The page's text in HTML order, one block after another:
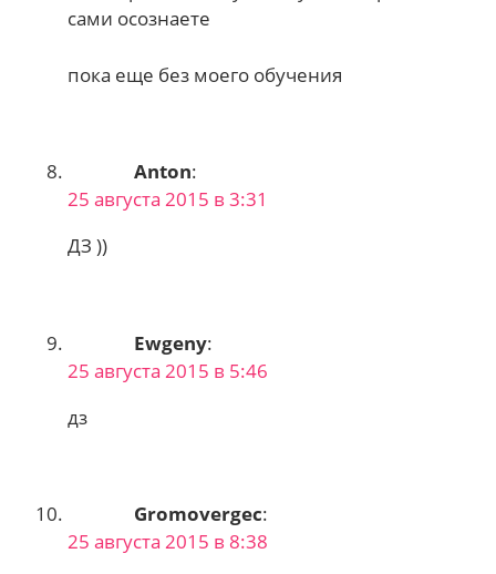
сами осознаете
пока еще без моего обучения
Anton:
25 августа 2015 в 3:31
ДЗ ))
Ewgeny:
25 августа 2015 в 5:46
дз
Gromovergec:
25 августа 2015 в 8:38